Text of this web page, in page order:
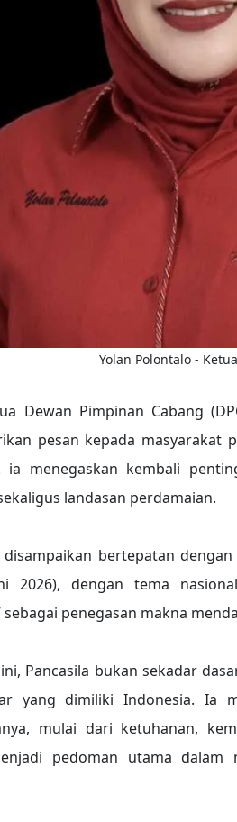
Yolan Polontalo -
Dewan Pimpinan Cabang
pesan kepada masyarakat
menegaskan kembali
landasan perdamaian.
bertepatan
2026), dengan tema
sebagai penegasan makna
Pancasila bukan sekadar
yang dimiliki Indonesia. Ia
mulai dari ketuhanan,
pedoman utama dalam